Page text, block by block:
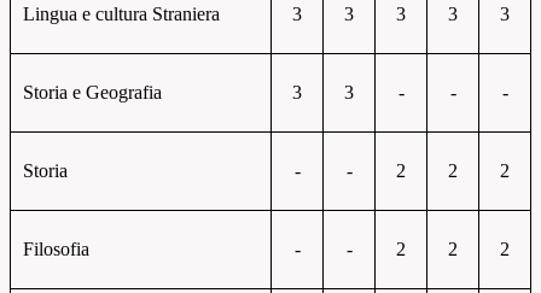
Lingua e cultura Straniera 3 3 3 3 3
Storia e Geografia 3 3 - - -
Storia - - 2 2 2
Filosofia - - 2 2 2